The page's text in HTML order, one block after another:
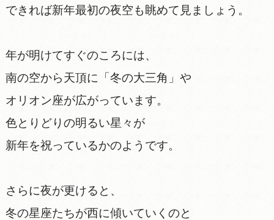
できれば新年最初の夜空も眺めて見ましょう。
年が明けてすぐのころには、
南の空から天頂に「冬の大三角」や
オリオン座が広がっています。
色とりどりの明るい星々が
新年を祝っているかのようです。
さらに夜が更けると、
冬の星座たちが西に傾いていくのと